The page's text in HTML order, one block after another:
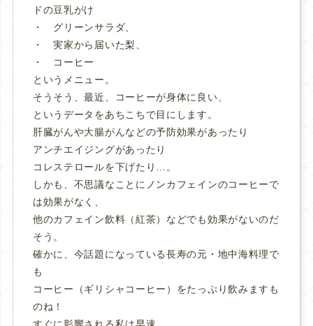
ドの豆乳がけ
・ グリーンサラダ、
・ 実家から届いた梨、
・ コーヒー
というメニュー。
そうそう、最近、コーヒーが身体に良い、
というデータをあちこちで目にします。
肝臓がんや大腸がんなどの予防効果があったり
アンチエイジングがあったり
コレステロールを下げたり…。
しかも、不思議なことにノンカフェインのコーヒーで
は効果がなく、
他のカフェイン飲料（紅茶）などでも効果がないのだ
そう。
確かに、今話題になっている長寿の元・地中海料理で
も
コーヒー（ギリシャコーヒー）をたっぷり飲みますも
のね！
すぐに影響される私は早速、